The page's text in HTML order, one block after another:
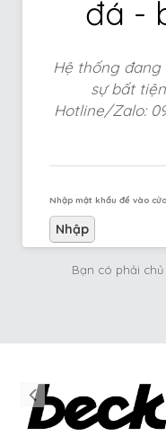
đá -
Hệ thống đang
sự bất
Hotline/Zalo:
Nhập mật khẩu để vào
Bạn có phải chủ